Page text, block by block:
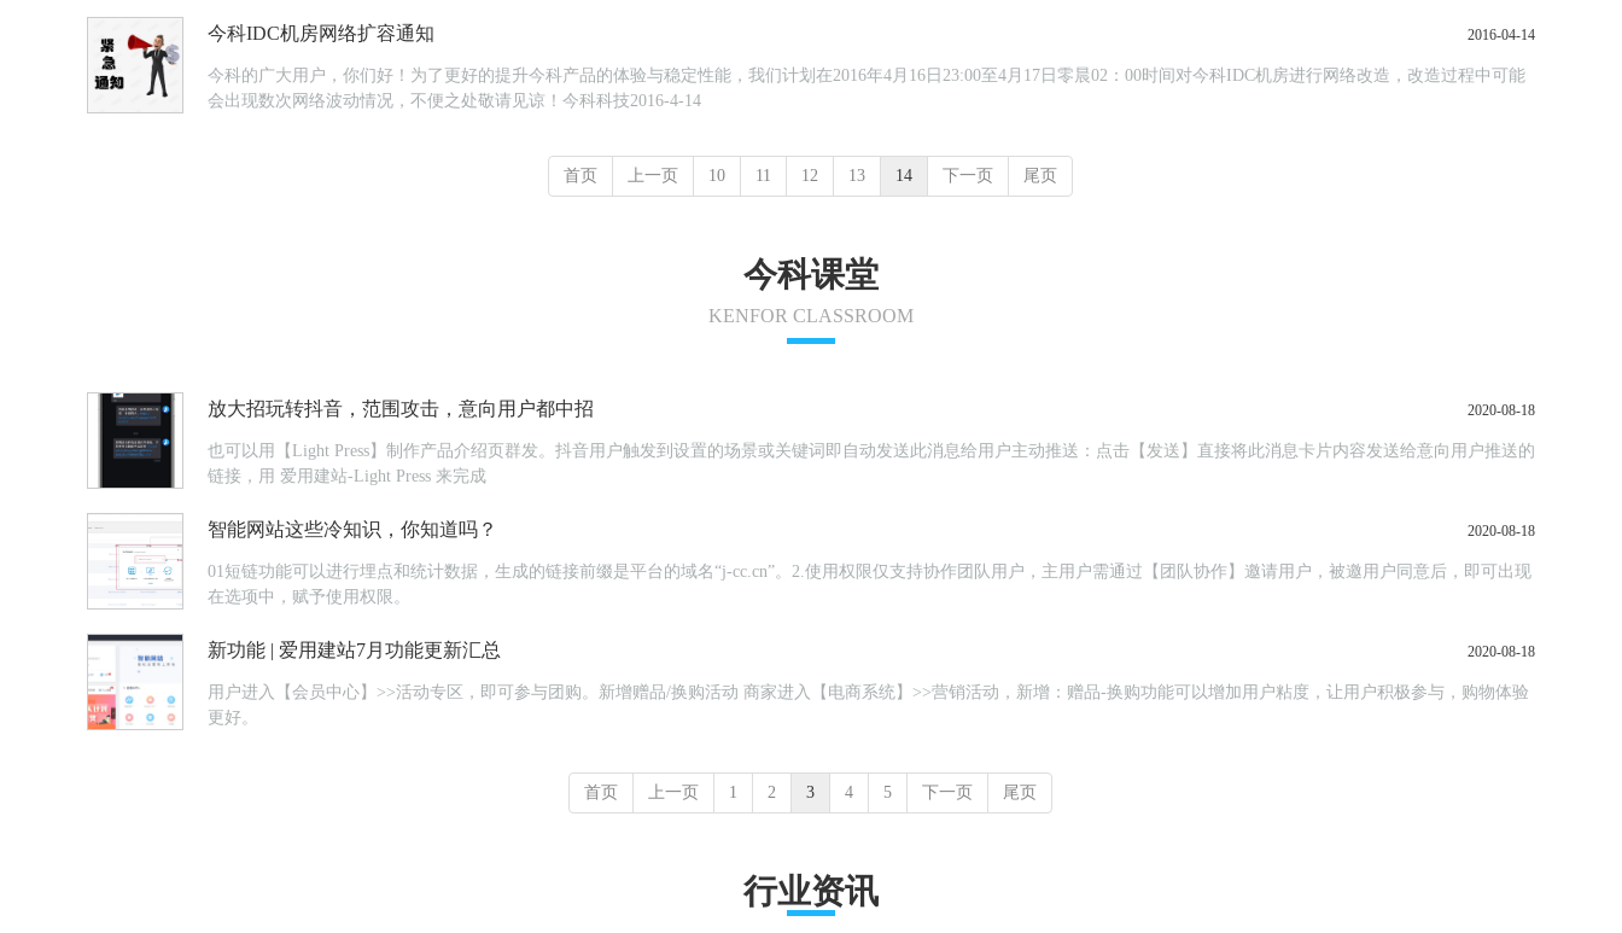
今科IDC机房网络扩容通知 2016-04-14
今科的广大用户，你们好！为了更好的提升今科产品的体验与稳定性能，我们计划在2016年4月16日23:00至4月17日零晨02：00时间对今科IDC机房进行网络改造，改造过程中可能
会出现数次网络波动情况，不便之处敬请见谅！今科科技2016-4-14
首页 上一页 10 11 12 13 14 下一页 尾页
今科课堂
KENFOR CLASSROOM
放大招玩转抖音，范围攻击，意向用户都中招 2020-08-18
也可以用【Light Press】制作产品介绍页群发。抖音用户触发到设置的场景或关键词即自动发送此消息给用户主动推送：点击【发送】直接将此消息卡片内容发送给意向用户推送的
链接，用 爱用建站-Light Press 来完成
智能网站这些冷知识，你知道吗？ 2020-08-18
01短链功能可以进行埋点和统计数据，生成的链接前缀是平台的域名“j-cc.cn”。2.使用权限仅支持协作团队用户，主用户需通过【团队协作】邀请用户，被邀用户同意后，即可出现
在选项中，赋予使用权限。
新功能 | 爱用建站7月功能更新汇总 2020-08-18
用户进入【会员中心】>>活动专区，即可参与团购。新增赠品/换购活动 商家进入【电商系统】>>营销活动，新增：赠品-换购功能可以增加用户粘度，让用户积极参与，购物体验
更好。
首页 上一页 1 2 3 4 5 下一页 尾页
行业资讯